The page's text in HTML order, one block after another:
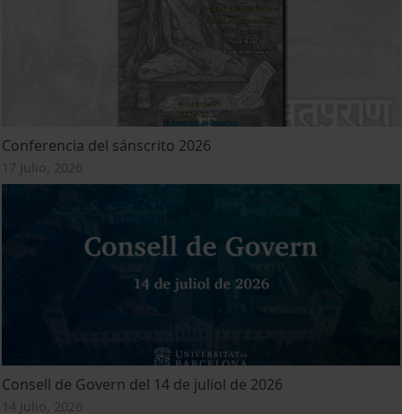
Conferencia del sánscrito 2026
17 Julio, 2026
Consell de Govern del 14 de juliol de 2026
14 Julio, 2026